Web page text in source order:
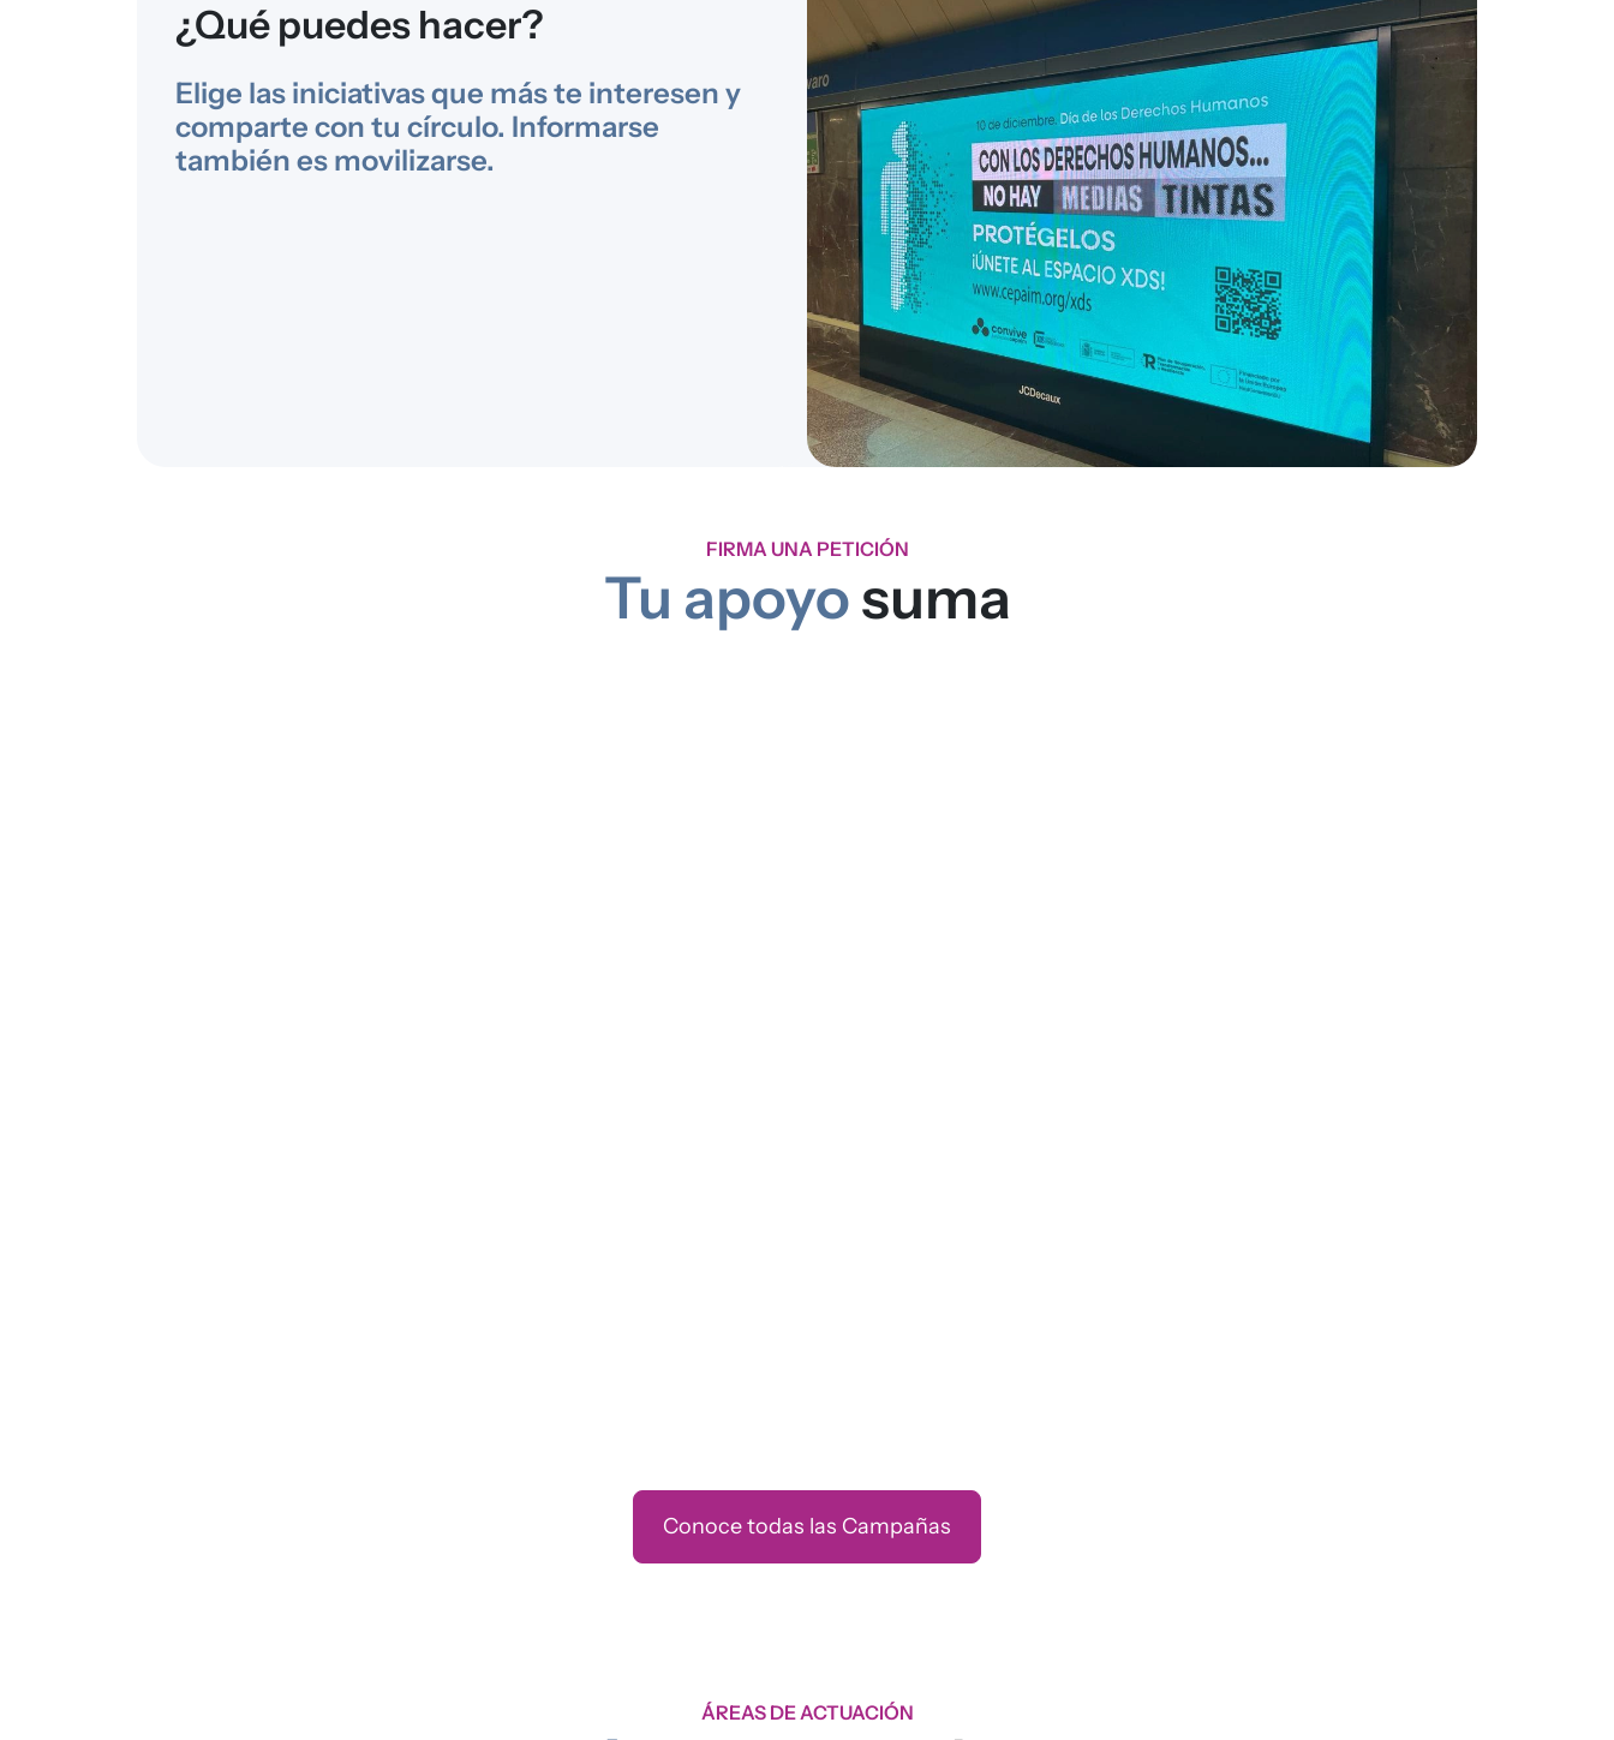
¿Qué puedes hacer?
Elige las iniciativas que más te interesen y
comparte con tu círculo. Informarse
también es movilizarse.
FIRMA UNA PETICIÓN
Tu apoyosuma
Conoce todas las Campañas
ÁREAS DE ACTUACIÓN